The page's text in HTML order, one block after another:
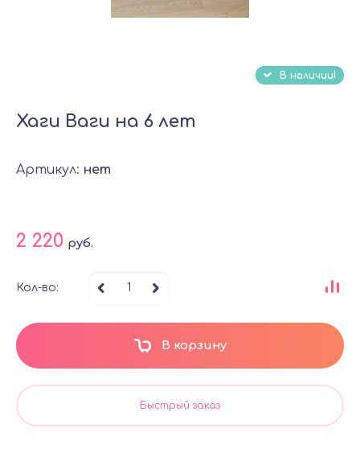
В наличии!
Хаги Ваги на 6 лет
Артикул: нет
2 220 руб.
Кол-во:
В корзину
Быстрый заказ